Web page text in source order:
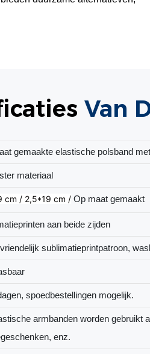
Van
gemaakte elastische polsband
materiaal
cm / 2,5*19 cm / Op maat gemaakt
aan beide zijden
sublimatieprintpatroon,
spoedbestellingen mogelijk.
armbanden worden gebruikt
enz.